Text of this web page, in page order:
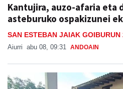
Kantujira, auzo-afaria eta
asteburuko ospakizunei
SAN ESTEBAN JAIAK GOIBURUN
Aiurri abu 08, 09:31 ANDOAIN